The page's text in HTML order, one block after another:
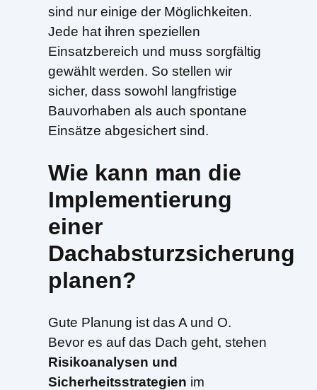
sind nur einige der Möglichkeiten.
Jede hat ihren speziellen
Einsatzbereich und muss sorgfältig
gewählt werden. So stellen wir
sicher, dass sowohl langfristige
Bauvorhaben als auch spontane
Einsätze abgesichert sind.
Wie kann man die
Implementierung
einer
Dachabsturzsicherung
planen?
Gute Planung ist das A und O.
Bevor es auf das Dach geht, stehen
Risikoanalysen und
Sicherheitsstrategien im